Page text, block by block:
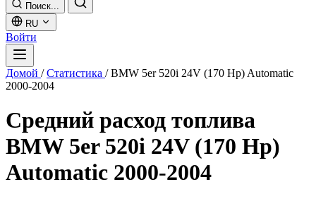
Поиск...
RU
Войти
Домой / Статистика / BMW 5er 520i 24V (170 Hp) Automatic
2000-2004
Средний расход топлива
BMW 5er 520i 24V (170 Hp)
Automatic 2000-2004